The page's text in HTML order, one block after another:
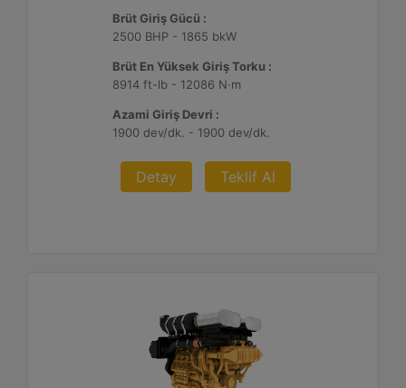
Brüt Giriş Gücü :
2500 BHP - 1865 bkW
Brüt En Yüksek Giriş Torku :
8914 ft-lb - 12086 N·m
Azami Giriş Devri :
1900 dev/dk. - 1900 dev/dk.
Detay Teklif Al